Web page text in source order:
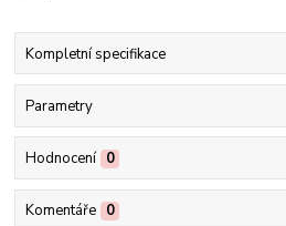
Kompletní specifikace
Parametry
Hodnocení 0
Komentáře 0